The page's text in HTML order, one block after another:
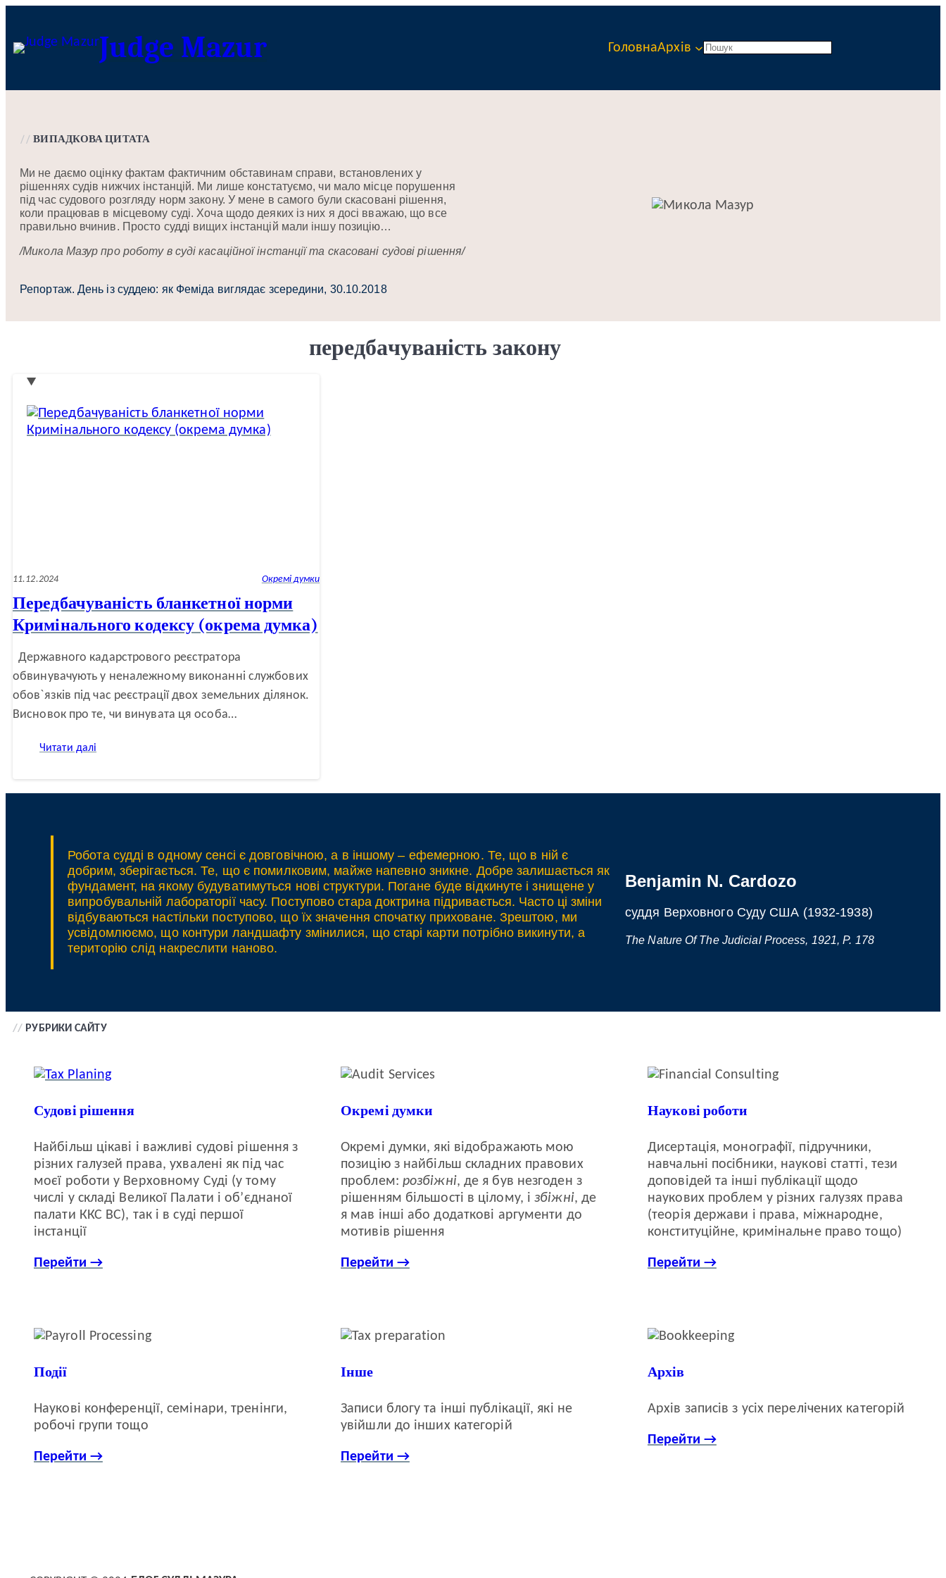
вмісту
Judge Mazur ГоловнаАрхів Пошук
// ВИПАДКОВА ЦИТАТА
Ми не даємо оцінку фактам фактичним обставинам справи, встановлених у
рішеннях судів нижчих інстанцій. Ми лише констатуємо, чи мало місце порушення
під час судового розгляду норм закону. У мене в самого були скасовані рішення,
коли працював в місцевому суді. Хоча щодо деяких із них я досі вважаю, що все
правильно вчинив. Просто судді вищих інстанцій мали іншу позицію…
/Микола Мазур про роботу в суді касаційної інстанції та скасовані судові рішення/
Репортаж. День із суддею: як Феміда виглядає зсередини, 30.10.2018
передбачуваність закону
11.12.2024 Окремі думки
Передбачуваність бланкетної норми
Кримінального кодексу (окрема думка)
Державного кадарстрового реєстратора
обвинувачують у неналежному виконанні службових
обов`язків під час реєстрації двох земельних ділянок.
Висновок про те, чи винувата ця особа…
Читати далі
Робота судді в одному сенсі є довговічною, а в іншому – ефемерною. Те, що в ній є
добрим, зберігається. Те, що є помилковим, майже напевно зникне. Добре залишається як
фундамент, на якому будуватимуться нові структури. Погане буде відкинуте і знищене у
випробувальній лабораторії часу. Поступово стара доктрина підривається. Часто ці зміни
відбуваються настільки поступово, що їх значення спочатку приховане. Зрештою, ми
усвідомлюємо, що контури ландшафту змінилися, що старі карти потрібно викинути, а
територію слід накреслити наново.
Benjamin N. Cardozo
суддя Верховного Суду США (1932-1938)
The Nature Of The Judicial Process, 1921, P. 178
// РУБРИКИ САЙТУ
Судові рішення
Найбільш цікаві і важливі судові рішення з
різних галузей права, ухвалені як під час
моєї роботи у Верховному Суді (у тому
числі у складі Великої Палати і об’єднаної
палати ККС ВС), так і в суді першої
інстанції
Перейти →
Окремі думки
Окремі думки, які відображають мою
позицію з найбільш складних правових
проблем: розбіжні, де я був незгоден з
рішенням більшості в цілому, ізбіжні, де
я мав інші або додаткові аргументи до
мотивів рішення
Перейти →
Наукові роботи
Дисертація, монографії, підручники,
навчальні посібники, наукові статті, тези
доповідей та інші публікації щодо
наукових проблем у різних галузях права
(теорія держави і права, міжнародне,
конституційне, кримінальне право тощо)
Перейти →
Події
Наукові конференції, семінари, тренінги,
робочі групи тощо
Перейти →
Інше
Записи блогу та інші публікації, які не
увійшли до інших категорій
Перейти →
Архів
Архів записів з усіх перелічених категорій
Перейти →